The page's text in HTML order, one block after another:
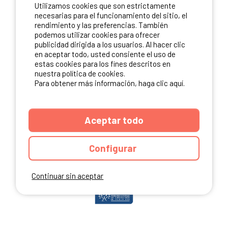
ME INSCRIBO
NUESTROS PARTNERS
Continuar sin aceptar
Utilizamos cookies que son estrictamente
necesarias para el funcionamiento del sitio, el
rendimiento y las preferencias. También
podemos utilizar cookies para ofrecer
publicidad dirigida a los usuarios. Al hacer clic
en aceptar todo, usted consiente el uso de
estas cookies para los fines descritos en
nuestra política de cookies.
Para obtener más información, haga clic aquí.
Aceptar todo
Configurar